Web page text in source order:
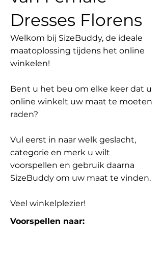
Dresses Florens
Welkom bij SizeBuddy, de ideale
maatoplossing tijdens het online
winkelen!
Bent u het beu om elke keer dat u
online winkelt uw maat te moeten
raden?
Vul eerst in naar welk geslacht,
categorie en merk u wilt
voorspellen en gebruik daarna
SizeBuddy om uw maat te vinden.
Veel winkelplezier!
Voorspellen naar: